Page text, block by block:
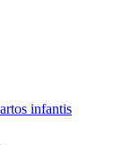
infantis